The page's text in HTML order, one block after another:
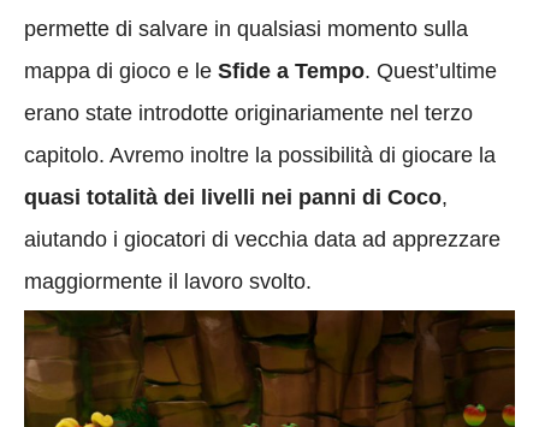
permette di salvare in qualsiasi momento sulla
mappa di gioco e le Sfide a Tempo. Quest’ultime
erano state introdotte originariamente nel terzo
capitolo. Avremo inoltre la possibilità di giocare la
quasi totalità dei livelli nei panni di Coco,
aiutando i giocatori di vecchia data ad apprezzare
maggiormente il lavoro svolto.